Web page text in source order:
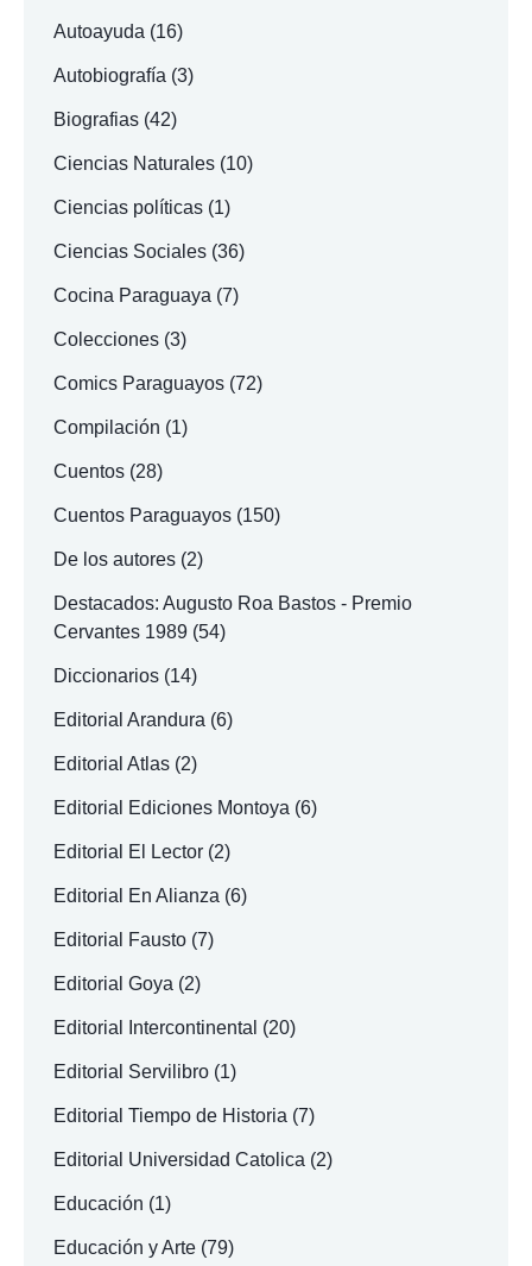
Autoayuda (16)
Autobiografía (3)
Biografias (42)
Ciencias Naturales (10)
Ciencias políticas (1)
Ciencias Sociales (36)
Cocina Paraguaya (7)
Colecciones (3)
Comics Paraguayos (72)
Compilación (1)
Cuentos (28)
Cuentos Paraguayos (150)
De los autores (2)
Destacados: Augusto Roa Bastos - Premio
Cervantes 1989 (54)
Diccionarios (14)
Editorial Arandura (6)
Editorial Atlas (2)
Editorial Ediciones Montoya (6)
Editorial El Lector (2)
Editorial En Alianza (6)
Editorial Fausto (7)
Editorial Goya (2)
Editorial Intercontinental (20)
Editorial Servilibro (1)
Editorial Tiempo de Historia (7)
Editorial Universidad Catolica (2)
Educación (1)
Educación y Arte (79)